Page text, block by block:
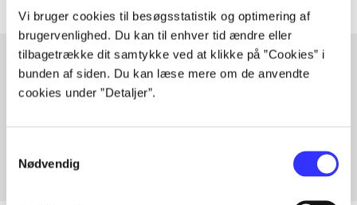
Vi bruger cookies til besøgsstatistik og optimering af
brugervenlighed. Du kan til enhver tid ændre eller
tilbagetrække dit samtykke ved at klikke på ”Cookies” i
bunden af siden. Du kan læse mere om de anvendte
cookies under ”Detaljer”.
Nødvendig
Artikler med samme emner